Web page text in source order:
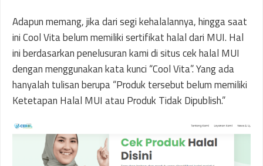
Adapun memang, jika dari segi kehalalannya, hingga saat
ini Cool Vita belum memiliki sertifikat halal dari MUI. Hal
ini berdasarkan penelusuran kami di situs cek halal MUI
dengan menggunakan kata kunci “Cool Vita”. Yang ada
hanyalah tulisan berupa “Produk tersebut belum memiliki
Ketetapan Halal MUI atau Produk Tidak Dipublish.”